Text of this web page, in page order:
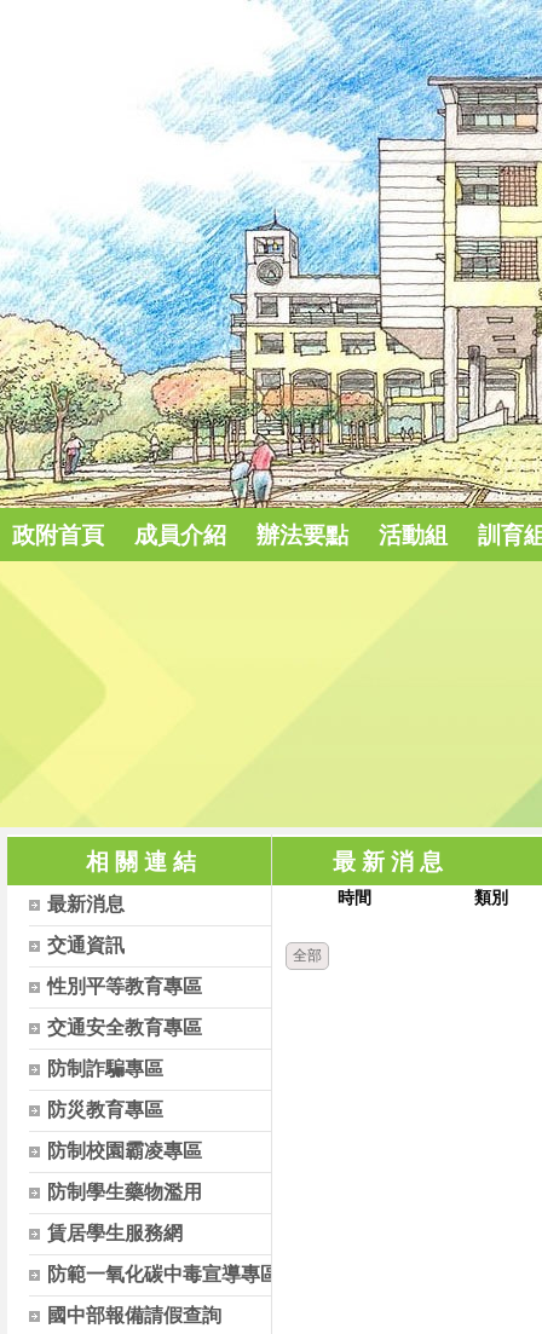
政附首頁 成員介紹 辦法要點 活動組 訓育
相 關 連 結
最新消息
交通資訊
性別平等教育專區
交通安全教育專區
防制詐騙專區
防災教育專區
防制校園霸凌專區
防制學生藥物濫用
賃居學生服務網
防範一氧化碳中毒宣導專區
國中部報備請假查詢
最 新 消 息
時間 類別
全部